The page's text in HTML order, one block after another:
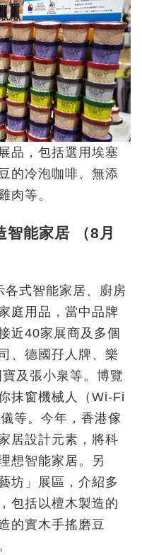
品，包括選用埃塞
的冷泡咖啡、無添
肉等。
智能家居 （8月
式智能家居、廚房
庭用品，當中品牌
近40家展商及多個
、德國孖人牌、樂
及張小泉等。博覽
抹窗機械人（Wi-Fi
等。今年，香港傢
居設計元素，將科
想智能家居。另
坊」展區，介紹多
包括以檀木製造的
的實木手搖磨豆